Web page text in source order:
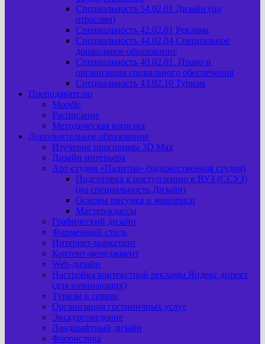
Специальность 54.02.01 Дизайн (по
отраслям)
Специальность 42.02.01 Реклама
Специальность 44.02.04 Специальное
дошкольное образование
Специальность 40.02.01. Право и
организация социального обеспечения
Специальность 43.02.10 Туризм
Преподавателю
Moodle
Расписание
Методическая копилка
Дополнительное образование
Изучение программы 3D Max
Дизайн интерьера
Арт-cтудия «Палитра» (художественная студия)
Подготовка к поступлению в ВУЗ (ССУЗ)
(на специальность Дизайн)
Основы рисунка и живописи
Мастер-классы
Графический дизайн
Фирменный стиль
Интернет-маркетинг
Контент-менеджмент
Web-дизайн
Настройка контекстной рекламы Яндекс директ
(для начинающих)
Туризм и сервис
Организация гостиничных услуг
Экскурсоведение
Ландшафтный дизайн
Флористика